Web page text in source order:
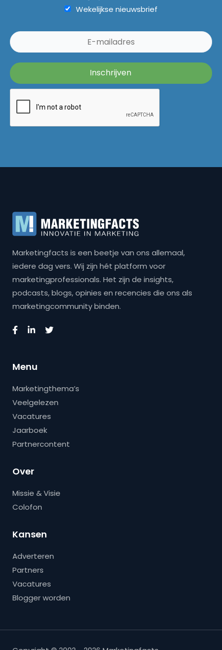
Wekelijkse nieuwsbrief
Marketingfacts is een beetje van ons allemaal,
iedere dag vers. Wij zijn hét platform voor
marketingprofessionals. Het zijn de insights,
podcasts, blogs, opinies en recencies die ons als
marketingcommunity binden.
Menu
Marketingthema’s
Veelgelezen
Vacatures
Jaarboek
Partnercontent
Over
Missie & Visie
Colofon
Kansen
Adverteren
Partners
Vacatures
Blogger worden